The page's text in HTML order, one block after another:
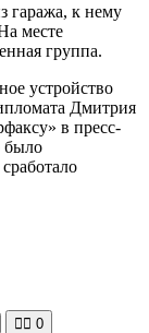
гаража, к нему
месте
группа.
устройство
Дмитрия
в пресс-
было
🧘‍♀️ 0